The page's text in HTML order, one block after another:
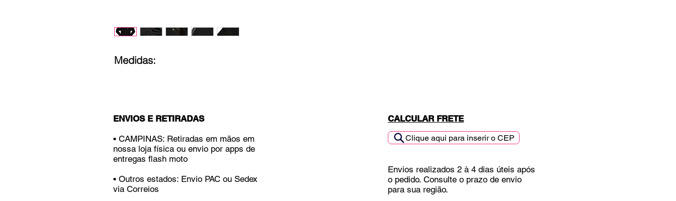
Medidas:
ENVIOS E RETIRADAS
• CAMPINAS: Retiradas em mãos em
nossa loja física ou envio por apps de
entregas flash moto
• Outros estados: Envio PAC ou Sedex
via Correios
CALCULAR FRETE
Clique aqui para inserir o CEP
Envios realizados 2 à 4 dias úteis após
o pedido. Consulte o prazo de envio
para sua região.